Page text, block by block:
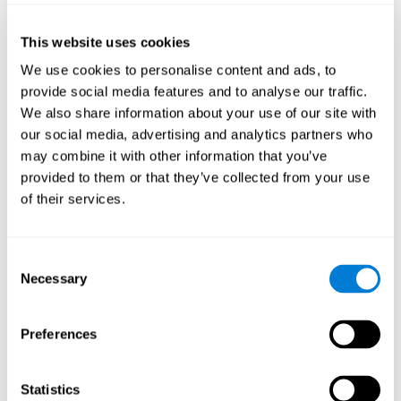
This website uses cookies
We use cookies to personalise content and ads, to
provide social media features and to analyse our traffic.
We also share information about your use of our site with
our social media, advertising and analytics partners who
may combine it with other information that you’ve
provided to them or that they’ve collected from your use
of their services.
Selection
Necessary
Preferences
Statistics
cognitive traditionnelle a été effectuée. Enfin, des
intra- et intergroupes ont été effectuées avec les données
pré-test et post-test.
Une fois que la collecte des données de l'étude terminée, il est
possible de télécharger les résultats de chaque participant sur
notre ordinateur pour les analyser.
Intervention dans le groupe de
contrôle actif
Recomposer les histoires de famille à travers les étapes
Digitaliser les photographies personnelles pour créer un
Exercices physiques basés sur le "Mind Jogging".